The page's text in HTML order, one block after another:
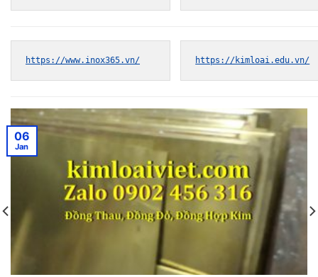
https://www.inox365.vn/ https://kimloai.edu.vn/
06
Jan